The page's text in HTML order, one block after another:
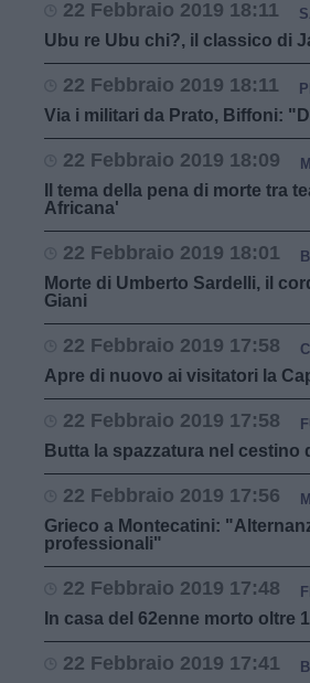
22 Febbraio 2019 18:11
Ubu re Ubu chi?, il classico di
22 Febbraio 2019 18:11
Via i militari da Prato, Biffoni:
22 Febbraio 2019 18:09
Il tema della pena di morte tra
Africana'
22 Febbraio 2019 18:01
Morte di Umberto Sardelli, il
Giani
22 Febbraio 2019 17:58
Apre di nuovo ai visitatori la
22 Febbraio 2019 17:58
Butta la spazzatura nel
22 Febbraio 2019 17:56
Grieco a Montecatini:
professionali"
22 Febbraio 2019 17:48
In casa del 62enne morto oltre
22 Febbraio 2019 17:41